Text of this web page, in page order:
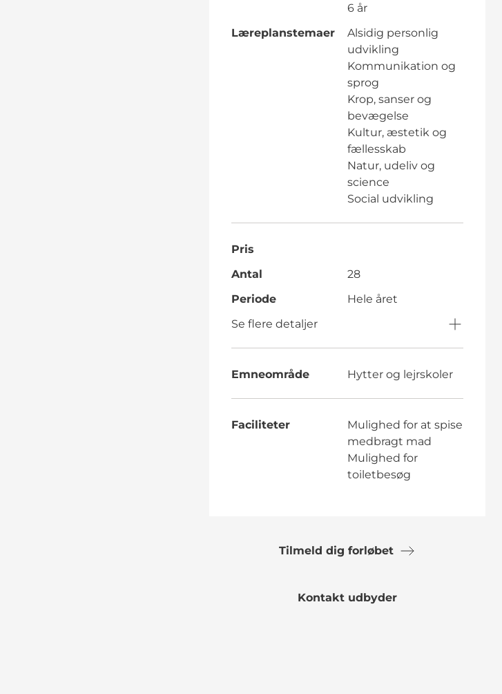
6 år
Læreplanstemaer
Alsidig personlig
udvikling
Kommunikation og
sprog
Krop, sanser og
bevægelse
Kultur, æstetik og
fællesskab
Natur, udeliv og
science
Social udvikling
Pris
Antal
28
Periode
Hele året
Se flere detaljer
Emneområde Hytter og lejrskoler
Faciliteter
Mulighed for at spise
medbragt mad
Mulighed for
toiletbesøg
Tilmeld dig forløbet
Kontakt udbyder